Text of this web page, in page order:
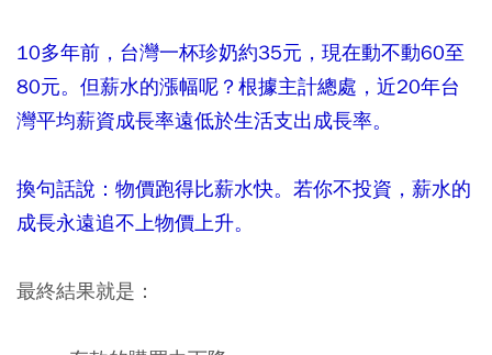
10多年前，台灣一杯珍奶約35元，現在動不動60至
80元。但薪水的漲幅呢？根據主計總處，近20年台
灣平均薪資成長率遠低於生活支出成長率。
換句話說：物價跑得比薪水快。若你不投資，薪水的
成長永遠追不上物價上升。
最終結果就是：